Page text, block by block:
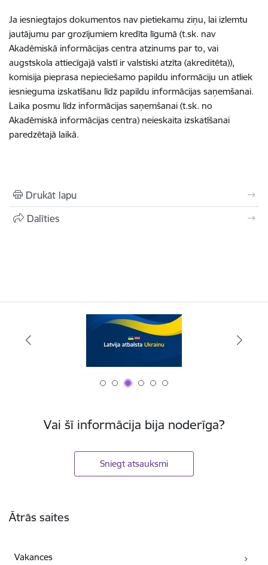
Ja iesniegtajos dokumentos nav pietiekamu ziņu, lai izlemtu
jautājumu par grozījumiem kredīta līgumā (t.sk. nav
Akadēmiskā informācijas centra atzinums par to, vai
augstskola attiecīgajā valstī ir valstiski atzīta (akreditēta)),
komisija pieprasa nepieciešamo papildu informāciju un atliek
iesnieguma izskatīšanu līdz papildu informācijas saņemšanai.
Laika posmu līdz informācijas saņemšanai (t.sk. no
Akadēmiskā informācijas centra) neieskaita izskatīšanai
paredzētajā laikā.
Drukāt lapu
Dalīties
Vai šī informācija bija noderīga?
Sniegt atsauksmi
Ātrās saites
Vakances